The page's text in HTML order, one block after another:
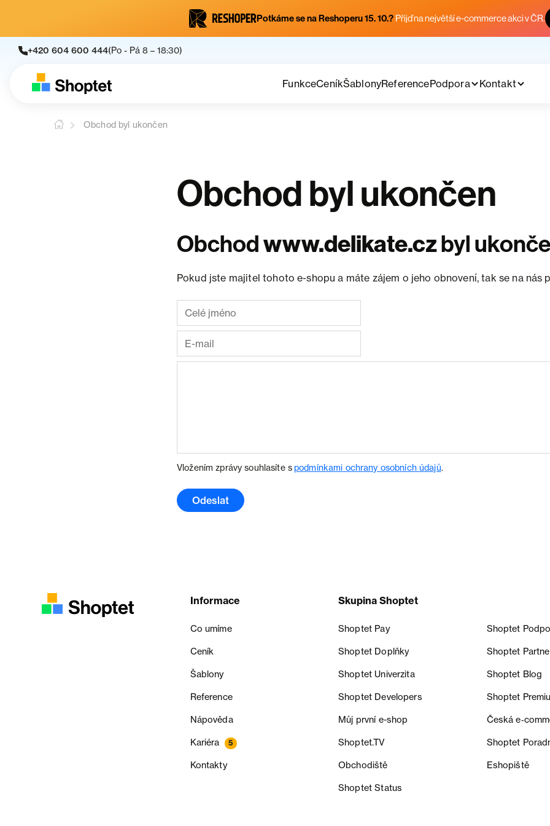
Potkáme se na Reshoperu 15. 10.? Přijď na největší e-commerce akci v ČR.
+420 604 600 444(Po - Pá 8 – 18:30)
FunkceCeníkŠablonyReferencePodpora Kontakt
Obchod byl ukončen
Obchod byl ukončen
Obchodwww.delikate.czbyl
Pokud jste majitel tohoto e-shopu a máte zájem o jeho obnovení, tak se na nás
Vložením zprávy souhlasíte spodmínkami ochrany osobních údajů.
Odeslat
Informace
Co umíme
Ceník
Šablony
Reference
Nápověda
Kariéra 5
Kontakty
Skupina Shoptet
Shoptet Pay Shoptet
Shoptet Doplňky Shoptet
Shoptet Univerzita Shoptet Blog
Shoptet Developers Shoptet
Můj první e-shop Česká
Shoptet.TV Shoptet
Obchodiště Eshopiště
Shoptet Status